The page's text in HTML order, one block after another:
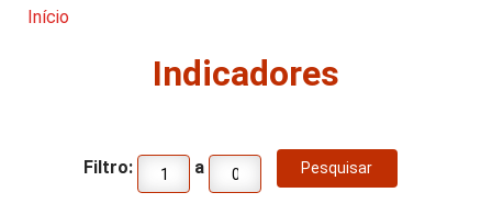
Início
Indicadores
Filtro: a